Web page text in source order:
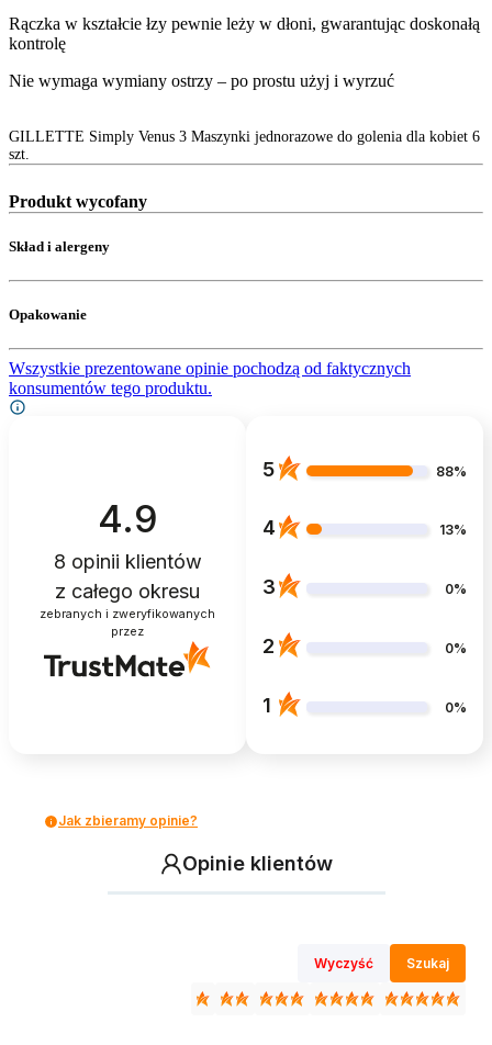
Rączka w kształcie łzy pewnie leży w dłoni, gwarantując doskonałą
kontrolę
Nie wymaga wymiany ostrzy – po prostu użyj i wyrzuć
GILLETTE Simply Venus 3 Maszynki jednorazowe do golenia dla kobiet 6
szt.
Produkt wycofany
Skład i alergeny
Opakowanie
Wszystkie prezentowane opinie pochodzą od faktycznych
konsumentów tego produktu.
4.9
8 opinii klientów
z całego okresu
zebranych i zweryfikowanych
przez
5 88%
4 13%
3 0%
2 0%
1 0%
Jak zbieramy opinie?
Opinie klientów
Wyczyść Szukaj